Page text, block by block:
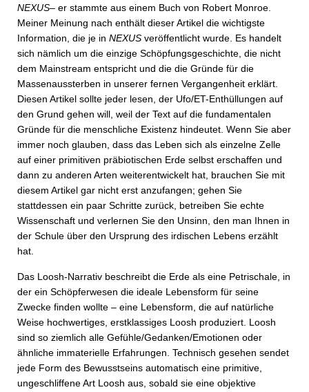
NEXUS– er stammte aus einem Buch von Robert Monroe.
Meiner Meinung nach enthält dieser Artikel die wichtigste
Information, die je in NEXUS veröffentlicht wurde. Es handelt
sich nämlich um die einzige Schöpfungsgeschichte, die nicht
dem Mainstream entspricht und die die Gründe für die
Massenaussterben in unserer fernen Vergangenheit erklärt.
Diesen Artikel sollte jeder lesen, der Ufo/ET-Enthüllungen auf
den Grund gehen will, weil der Text auf die fundamentalen
Gründe für die menschliche Existenz hindeutet. Wenn Sie aber
immer noch glauben, dass das Leben sich als einzelne Zelle
auf einer primitiven präbiotischen Erde selbst erschaffen und
dann zu anderen Arten weiterentwickelt hat, brauchen Sie mit
diesem Artikel gar nicht erst anzufangen; gehen Sie
stattdessen ein paar Schritte zurück, betreiben Sie echte
Wissenschaft und verlernen Sie den Unsinn, den man Ihnen in
der Schule über den Ursprung des irdischen Lebens erzählt
hat.
Das Loosh-Narrativ beschreibt die Erde als eine Petrischale, in
der ein Schöpferwesen die ideale Lebensform für seine
Zwecke finden wollte – eine Lebensform, die auf natürliche
Weise hochwertiges, erstklassiges Loosh produziert. Loosh
sind so ziemlich alle Gefühle/Gedanken/Emotionen oder
ähnliche immaterielle Erfahrungen. Technisch gesehen sendet
jede Form des Bewusstseins automatisch eine primitive,
ungeschliffene Art Loosh aus, sobald sie eine objektive